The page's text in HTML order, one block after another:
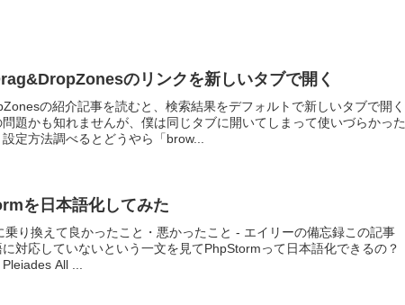
のリンクを新しいタブで開く
の紹介記事を読むと、検索結果をデフォルトで新しいタブで開く
題かも知れませんが、僕は同じタブに開いてしまって使いづらかった
定方法調べるとどうやら「brow...
を日本語化してみた
り換えて良かったこと・悪かったこと - エイリーの備忘録この記事
対応していないという一文を見てPhpStormって日本語化できるの？
All ...